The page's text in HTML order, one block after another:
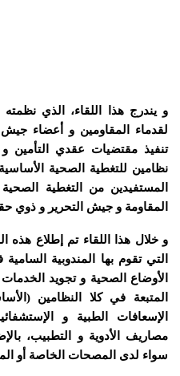
و يندرج هذا اللقاء، الذي نظمته
لقدماء المقاومين و أعضاء جيش
تنفيذ مقتضيات عقدي التأمين و
نظامين للتغطية الصحية
المستفيدين من التغطية
المقاومة و جيش التحرير و ذوي
و خلال هذا اللقاء تم إطلاع هذه
التي تقوم بها المندوبية
الأوضاع الصحية و تجويد
المتبعة في كلا النظامين
الإسعافات الطبية و
مصاريف الأدوية و التطبيب،
سواء لدى المصحات الخاصة أو